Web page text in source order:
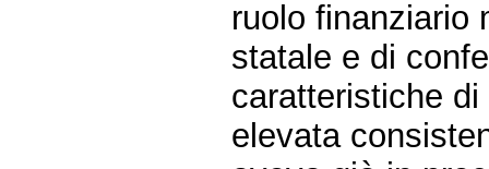
ruolo finanziario
statale e di
caratteristiche
elevata